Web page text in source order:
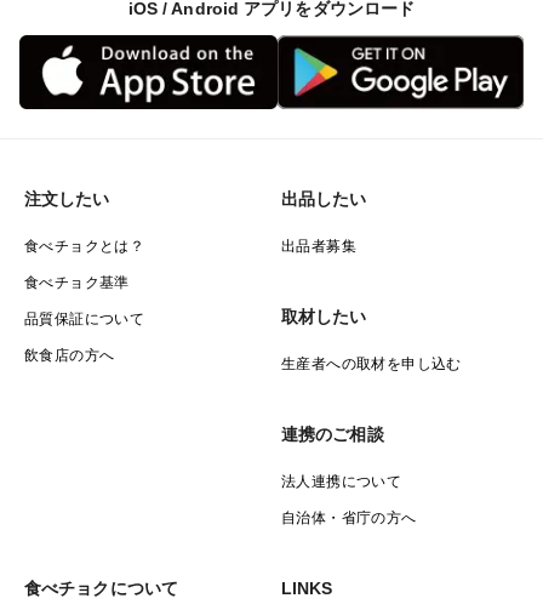
iOS / Android アプリをダウンロード
注文したい
食べチョクとは？
食べチョク基準
品質保証について
飲食店の方へ
出品したい
出品者募集
取材したい
生産者への取材を申し込む
連携のご相談
法人連携について
自治体・省庁の方へ
食べチョクについて LINKS